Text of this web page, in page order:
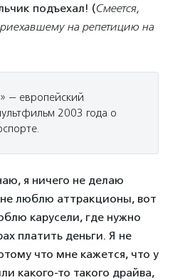
подъехал! (Смеется,
на репетицию на
— европейский
2003 года о
я ничего не делаю
люблю аттракционы, вот
карусели, где нужно
платить деньги. Я не
что мне кажется, что у
какого-то такого драйва,